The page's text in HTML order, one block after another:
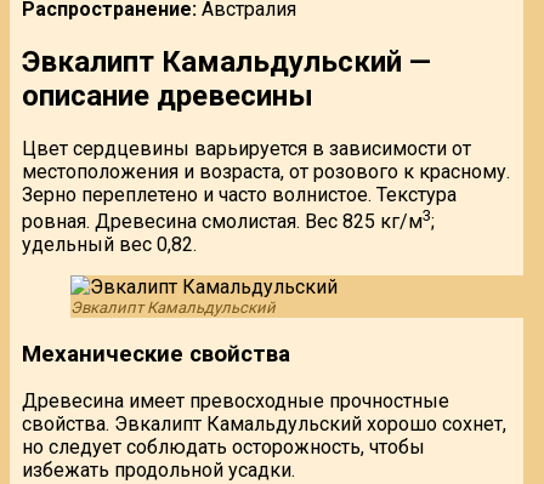
Распространение: Австралия
Эвкалипт Камальдульский —
описание древесины
Цвет сердцевины варьируется в зависимости от
местоположения и возраста, от розового к красному.
Зерно переплетено и часто волнистое. Текстура
ровная. Древесина смолистая. Вес 825 кг/м3;
удельный вес 0,82.
Эвкалипт Камальдульский
Механические свойства
Древесина имеет превосходные прочностные
свойства. Эвкалипт Камальдульский хорошо сохнет,
но следует соблюдать осторожность, чтобы
избежать продольной усадки.